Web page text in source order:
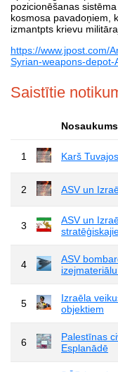
pozicionēšanas
kosmosa pavadoņiem,
izmantpts krievu
https://www.jpost.com/
Syrian-weapons-
Saistītie
Nosaukums
1 Karš
2 ASV un
3
ASV un
4
ASV
5
Izraēla
objektiem
6
Palestīnas
Esplanādē